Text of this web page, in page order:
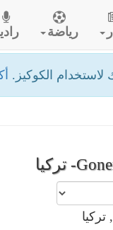
لاستخدام الكوكيز.
رياضة